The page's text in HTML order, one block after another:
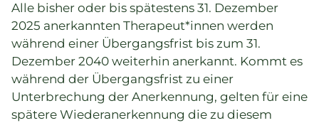
Alle bisher oder bis spätestens 31. Dezember
2025 anerkannten Therapeut*innen werden
während einer Übergangsfrist bis zum 31.
Dezember 2040 weiterhin anerkannt. Kommt es
während der Übergangsfrist zu einer
Unterbrechung der Anerkennung, gelten für eine
spätere Wiederanerkennung die zu diesem